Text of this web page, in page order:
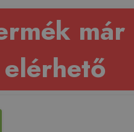
már
elérhető